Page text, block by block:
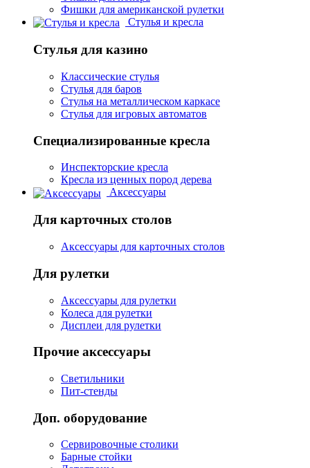
Фишки для американской рулетки
Стулья и кресла
Стулья для казино
Классические стулья
Стулья для баров
Стулья на металлическом каркасе
Стулья для игровых автоматов
Специализированные кресла
Инспекторские кресла
Кресла из ценных пород дерева
Аксессуары
Для карточных столов
Аксессуары для карточных столов
Для рулетки
Аксессуары для рулетки
Колеса для рулетки
Дисплеи для рулетки
Прочие аксессуары
Светильники
Пит-стенды
Доп. оборудование
Сервировочные столики
Барные стойки